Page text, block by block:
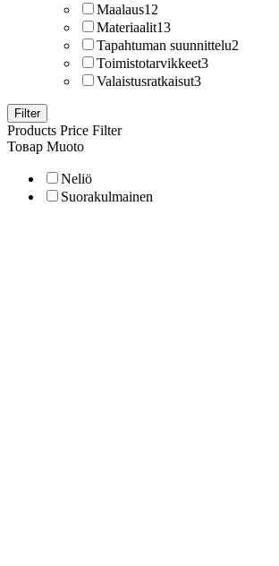
Maalaus12
Materiaalit13
Tapahtuman suunnittelu2
Toimistotarvikkeet3
Valaistusratkaisut3
Filter
Products Price Filter
Товар Muoto
Neliö
Suorakulmainen